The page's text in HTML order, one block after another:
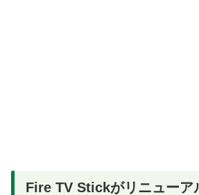
Fire TV Stickがリニューア